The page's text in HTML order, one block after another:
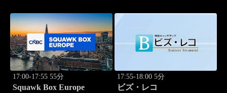
17:00-17:55 55分
Squawk Box Europe
17:55-18:00 5分
ビズ・レコ